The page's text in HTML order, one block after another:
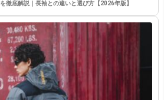
徹底解説｜長袖との違いと選び方【2026年版】